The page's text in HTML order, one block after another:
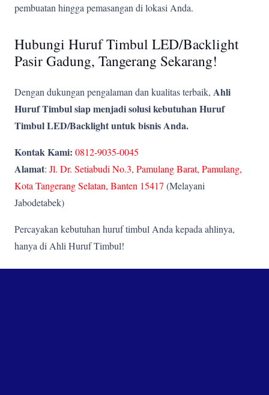
pembuatan hingga pemasangan di lokasi Anda.
Hubungi Huruf Timbul LED/Backlight
Pasir Gadung, Tangerang Sekarang!
Dengan dukungan pengalaman dan kualitas terbaik, Ahli
Huruf Timbul siap menjadi solusi kebutuhan Huruf
Timbul LED/Backlight untuk bisnis Anda.
Kontak Kami: 0812-9035-0045
Alamat: Jl. Dr. Setiabudi No.3, Pamulang Barat, Pamulang,
Kota Tangerang Selatan, Banten 15417 (Melayani
Jabodetabek)
Percayakan kebutuhan huruf timbul Anda kepada ahlinya,
hanya di Ahli Huruf Timbul!